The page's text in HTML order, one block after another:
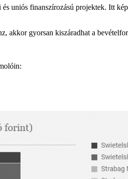
uniós finanszírozású projektek. Itt
gyorsan kiszáradhat a